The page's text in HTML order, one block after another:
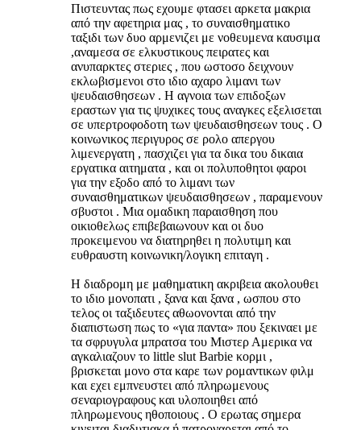
Πιστευντας πως εχουμε φτασει αρκετα μακρια
από την αφετηρια μας , το συναισθηματικο
ταξιδι των δυο αρμενιζει με νοθευμενα καυσιμα
,αναμεσα σε ελκυστικους πειρατες και
ανυπαρκτες στεριες , που ωστοσο δειχνουν
εκλωβισμενοι στο ιδιο αχαρο λιμανι των
ψευδαισθησεων . Η αγνοια των επιδοξων
εραστων για τις ψυχικες τους αναγκες εξελισεται
σε υπερτροφοδοτη των ψευδαισθησεων τους . Ο
κοινωνικος περιγυρος σε ρολο απεργου
λιμενεργατη , πασχιζει για τα δικα του δικαια
εργατικα αιτηματα , και οι πολυποθητοι φαροι
για την εξοδο από το λιμανι των
συναισθηματικων ψευδαισθησεων , παραμενουν
σβυστοι . Μια ομαδικη παραισθηση που
οικιοθελως επιβεβαιωνουν και οι δυο
προκειμενου να διατηρηθει η πολυτιμη και
ευθραυστη κοινωνικη/λογικη επιταγη .
Η διαδρομη με μαθηματικη ακριβεια ακολουθει
το ιδιο μονοπατι , ξανα και ξανα , ωσπου στο
τελος οι ταξιδευτες αθωονονται από την
διαπιστωση πως το «για παντα» που ξεκιναει με
τα σφρυγυλα μπρατσα του Μιστερ Αμερικα να
αγκαλιαζουν το little slut Barbie κορμι ,
βρισκεται μονο στα καρε των ρομαντικων φιλμ
και εχει εμπνευστει από πληρωμενους
σεναριογραφους και υλοποιηθει από
πληρωμενους ηθοποιους . Ο ερωτας σημερα